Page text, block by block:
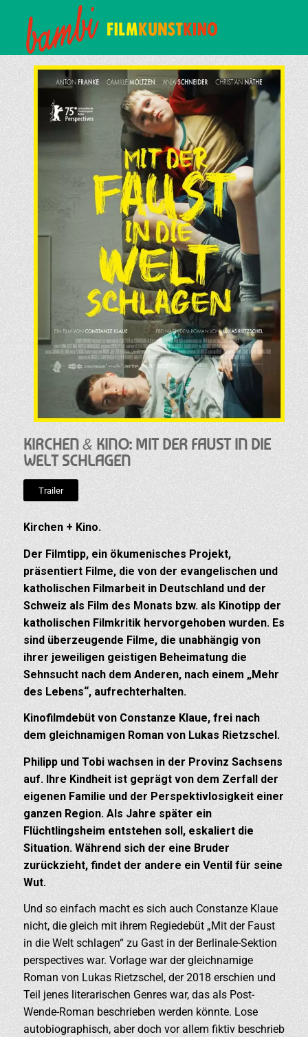
KIRCHEN& KINO: MIT DER FAUST IN DIE
WELT SCHLAGEN
Trailer
Kirchen + Kino.
Der Filmtipp, ein ökumenisches Projekt,
präsentiert Filme, die von der evangelischen und
katholischen Filmarbeit in Deutschland und der
Schweiz als Film des Monats bzw. als Kinotipp der
katholischen Filmkritik hervorgehoben wurden. Es
sind überzeugende Filme, die unabhängig von
ihrer jeweiligen geistigen Beheimatung die
Sehnsucht nach dem Anderen, nach einem „Mehr
des Lebens“, aufrechterhalten.
Kinofilmdebüt von Constanze Klaue, frei nach
dem gleichnamigen Roman von Lukas Rietzschel.
Philipp und Tobi wachsen in der Provinz Sachsens
auf. Ihre Kindheit ist geprägt von dem Zerfall der
eigenen Familie und der Perspektivlosigkeit einer
ganzen Region. Als Jahre später ein
Flüchtlingsheim entstehen soll, eskaliert die
Situation. Während sich der eine Bruder
zurückzieht, findet der andere ein Ventil für seine
Wut.
Und so einfach macht es sich auch Constanze Klaue
nicht, die gleich mit ihrem Regiedebüt „Mit der Faust
in die Welt schlagen“ zu Gast in der Berlinale-Sektion
perspectives war. Vorlage war der gleichnamige
Roman von Lukas Rietzschel, der 2018 erschien und
Teil jenes literarischen Genres war, das als Post-
Wende-Roman beschrieben werden könnte. Lose
autobiographisch, aber doch vor allem fiktiv beschrieb